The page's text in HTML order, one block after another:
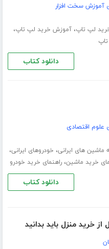
آموزش سخت افزار
لپ تاپ،آموزش خرید لپ تاپ،
دانلود کتاب
علوم اقتصادی
ماشین های ایرانی، خودروهای ایرانی،
خرید ماشین،راهنمای خرید خودرو
دانلود کتاب
خرید منزل باید بدانید